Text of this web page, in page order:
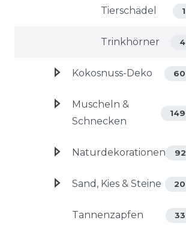
Tierschädel 1
Trinkhörner 4
Kokosnuss-Deko 60
Muscheln &
Schnecken
149
Naturdekorationen 92
Sand, Kies & Steine 20
Tannenzapfen 33